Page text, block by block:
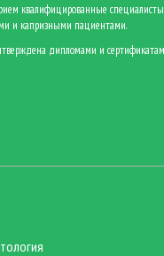
квалифицированные
и капризными пациентами.
дипломами и